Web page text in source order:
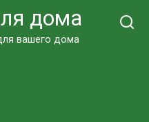
дома
вашего дома